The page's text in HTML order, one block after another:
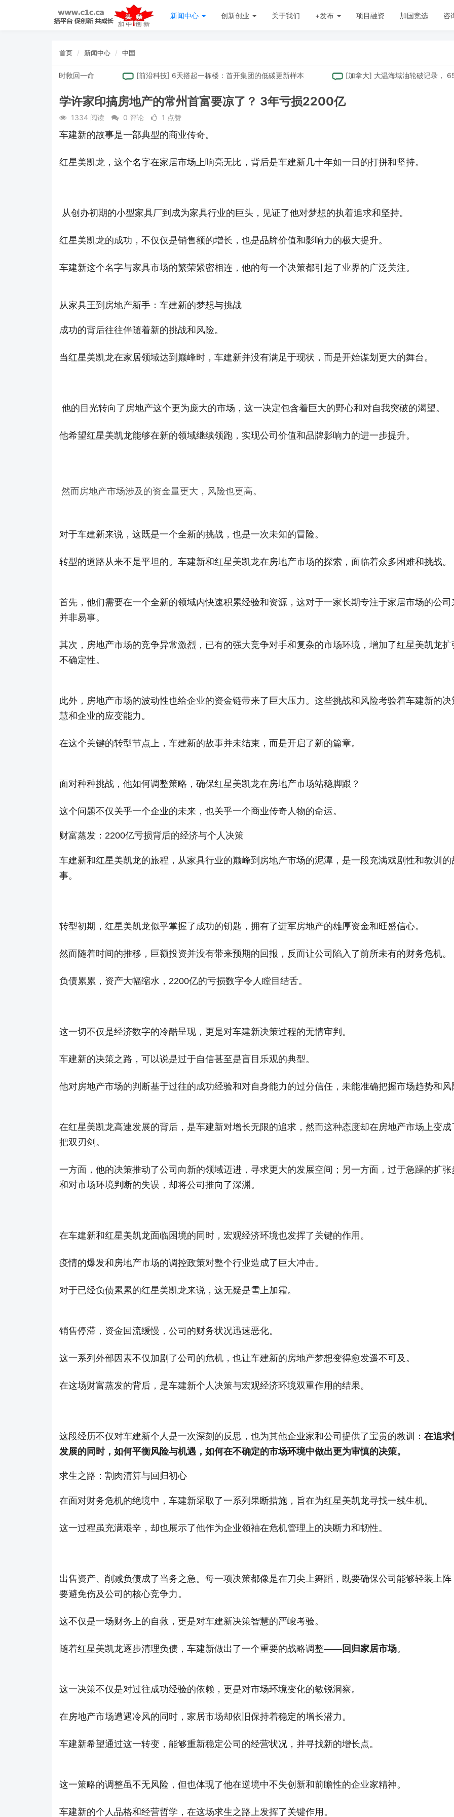
新闻中心 创新创业 关于我们 +发布 项目融资 加国竞选 咨
首页 新闻中心 中国
全程半小时救回一命 前沿科技] 6天搭起一栋楼：首开集团的低碳更新样本 加拿大] 大温海域油轮破记录， 65%远
学许家印搞房地产的常州首富要凉了？ 3年亏损2200亿
1334 阅读 0 评论 1 点赞
车建新的故事是一部典型的商业传奇。
红星美凯龙，这个名字在家居市场上响亮无比，背后是车建新几十年如一日的打拼和坚持。
从创办初期的小型家具厂到成为家具行业的巨头，见证了他对梦想的执着追求和坚持。
红星美凯龙的成功，不仅仅是销售额的增长，也是品牌价值和影响力的极大提升。
车建新这个名字与家具市场的繁荣紧密相连，他的每一个决策都引起了业界的广泛关注。
从家具王到房地产新手：车建新的梦想与挑战
成功的背后往往伴随着新的挑战和风险。
当红星美凯龙在家居领域达到巅峰时，车建新并没有满足于现状，而是开始谋划更大的舞台。
他的目光转向了房地产这个更为庞大的市场，这一决定包含着巨大的野心和对自我突破的渴望。
他希望红星美凯龙能够在新的领域继续领跑，实现公司价值和品牌影响力的进一步提升。
然而房地产市场涉及的资金量更大，风险也更高。
对于车建新来说，这既是一个全新的挑战，也是一次未知的冒险。
转型的道路从来不是平坦的。车建新和红星美凯龙在房地产市场的探索，面临着众多困难和挑战。
首先，他们需要在一个全新的领域内快速积累经验和资源，这对于一家长期专注于家居市场的公司
并非易事。
其次，房地产市场的竞争异常激烈，已有的强大竞争对手和复杂的市场环境，增加了红星美凯龙扩
不确定性。
此外，房地产市场的波动性也给企业的资金链带来了巨大压力。这些挑战和风险考验着车建新的决
慧和企业的应变能力。
在这个关键的转型节点上，车建新的故事并未结束，而是开启了新的篇章。
面对种种挑战，他如何调整策略，确保红星美凯龙在房地产市场站稳脚跟？
这个问题不仅关乎一个企业的未来，也关乎一个商业传奇人物的命运。
财富蒸发：2200亿亏损背后的经济与个人决策
车建新和红星美凯龙的旅程，从家具行业的巅峰到房地产市场的泥潭，是一段充满戏剧性和教训的
事。
转型初期，红星美凯龙似乎掌握了成功的钥匙，拥有了进军房地产的雄厚资金和旺盛信心。
然而随着时间的推移，巨额投资并没有带来预期的回报，反而让公司陷入了前所未有的财务危机。
负债累累，资产大幅缩水，2200亿的亏损数字令人瞠目结舌。
这一切不仅是经济数字的冷酷呈现，更是对车建新决策过程的无情审判。
车建新的决策之路，可以说是过于自信甚至是盲目乐观的典型。
他对房地产市场的判断基于过往的成功经验和对自身能力的过分信任，未能准确把握市场趋势和风
在红星美凯龙高速发展的背后，是车建新对增长无限的追求，然而这种态度却在房地产市场上变成
把双刃剑。
一方面，他的决策推动了公司向新的领域迈进，寻求更大的发展空间；另一方面，过于急躁的扩张
和对市场环境判断的失误，却将公司推向了深渊。
在车建新和红星美凯龙面临困境的同时，宏观经济环境也发挥了关键的作用。
疫情的爆发和房地产市场的调控政策对整个行业造成了巨大冲击。
对于已经负债累累的红星美凯龙来说，这无疑是雪上加霜。
销售停滞，资金回流缓慢，公司的财务状况迅速恶化。
这一系列外部因素不仅加剧了公司的危机，也让车建新的房地产梦想变得愈发遥不可及。
在这场财富蒸发的背后，是车建新个人决策与宏观经济环境双重作用的结果。
这段经历不仅对车建新个人是一次深刻的反思，也为其他企业家和公司提供了宝贵的教训： 在追求
发展的同时，如何平衡风险与机遇，如何在不确定的市场环境中做出更为审慎的决策。
求生之路：割肉清算与回归初心
在面对财务危机的绝境中，车建新采取了一系列果断措施，旨在为红星美凯龙寻找一线生机。
这一过程虽充满艰辛，却也展示了他作为企业领袖在危机管理上的决断力和韧性。
出售资产、削减负债成了当务之急。每一项决策都像是在刀尖上舞蹈，既要确保公司能够轻装上阵
要避免伤及公司的核心竞争力。
这不仅是一场财务上的自救，更是对车建新决策智慧的严峻考验。
随着红星美凯龙逐步清理负债，车建新做出了一个重要的战略调整——回归家居市场。
这一决策不仅是对过往成功经验的依赖，更是对市场环境变化的敏锐洞察。
在房地产市场遭遇冷风的同时，家居市场却依旧保持着稳定的增长潜力。
车建新希望通过这一转变，能够重新稳定公司的经营状况，并寻找新的增长点。
这一策略的调整虽不无风险，但也体现了他在逆境中不失创新和前瞻性的企业家精神。
车建新的个人品格和经营哲学，在这场求生之路上发挥了关键作用。